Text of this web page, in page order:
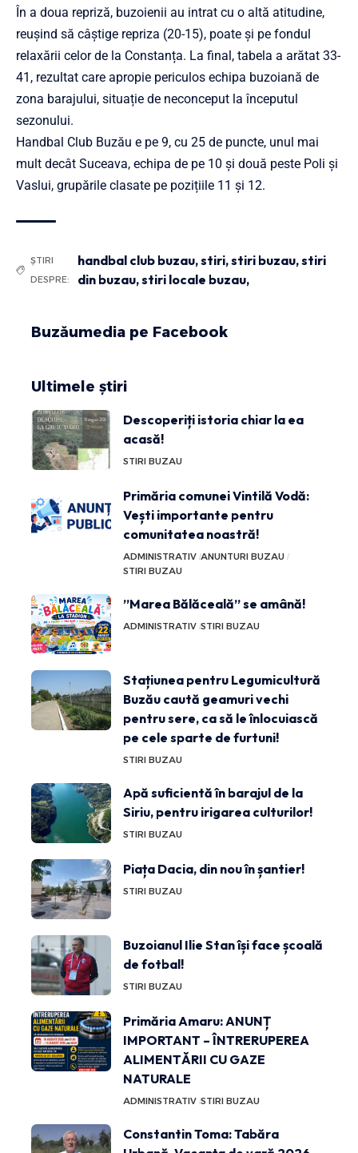
În a doua repriză, buzoienii au intrat cu o altă atitudine,
reușind să câștige repriza (20-15), poate și pe fondul
relaxării celor de la Constanța. La final, tabela a arătat 33-
41, rezultat care apropie periculos echipa buzoiană de
zona barajului, situație de neconceput la începutul
sezonului.
Handbal Club Buzău e pe 9, cu 25 de puncte, unul mai
mult decât Suceava, echipa de pe 10 și două peste Poli și
Vaslui, grupările clasate pe pozițiile 11 și 12.
ȘTIRI
DESPRE:
handbal club buzau,stiri,stiri buzau,stiri
din buzau,stiri locale buzau,
Buzăumedia pe Facebook
Ultimele știri
Descoperiți istoria chiar la ea
acasă!
STIRI BUZAU
Primăria comunei Vintilă Vodă:
Vești importante pentru
comunitatea noastră!
ADMINISTRATIV ANUNTURI BUZAU
STIRI BUZAU
”Marea Bălăceală” se amână!
ADMINISTRATIV STIRI BUZAU
Stațiunea pentru Legumicultură
Buzău caută geamuri vechi
pentru sere, ca să le înlocuiască
pe cele sparte de furtuni!
STIRI BUZAU
Apă suficientă în barajul de la
Siriu, pentru irigarea culturilor!
STIRI BUZAU
Piața Dacia, din nou în șantier!
STIRI BUZAU
Buzoianul Ilie Stan își face școală
de fotbal!
STIRI BUZAU
Primăria Amaru: ANUNȚ
IMPORTANT – ÎNTRERUPEREA
ALIMENTĂRII CU GAZE
NATURALE
ADMINISTRATIV STIRI BUZAU
Constantin Toma: Tabăra